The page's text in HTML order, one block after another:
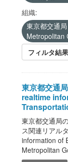
組織:
東京都交通
Metropolitan
フィルタ結果
東京都交通
realtime
東京都交通局
ス関連リアル
information of
Metropolitan